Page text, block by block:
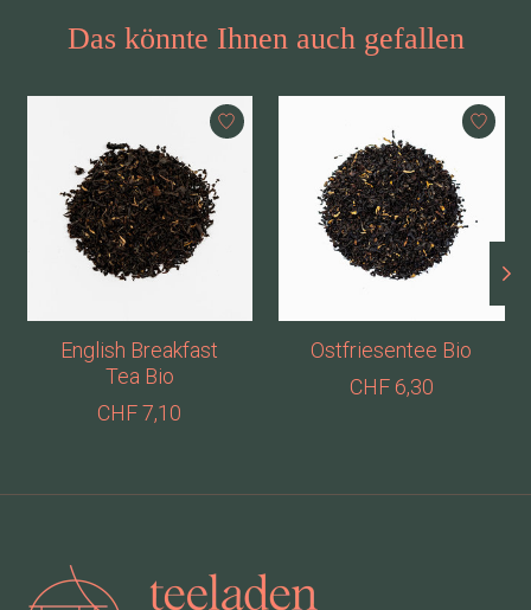
Das könnte Ihnen auch gefallen
Produkt-Karussell-Artikel
English Breakfast
Tea Bio
CHF 7,10
Ostfriesentee Bio
CHF 6,30